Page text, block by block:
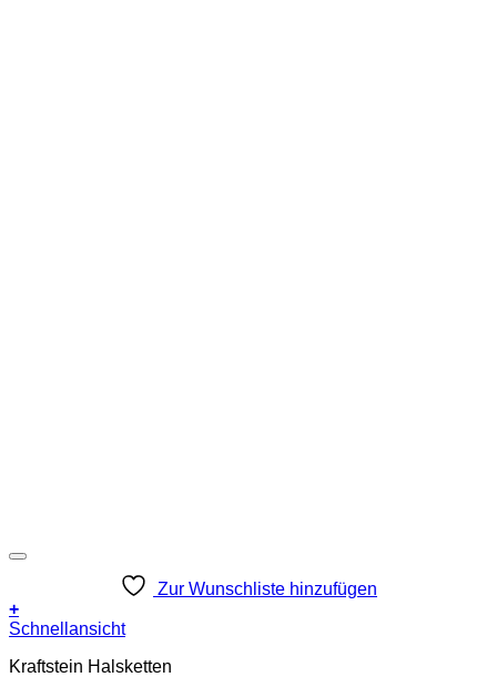
Zur Wunschliste hinzufügen
+
Schnellansicht
Kraftstein Halsketten